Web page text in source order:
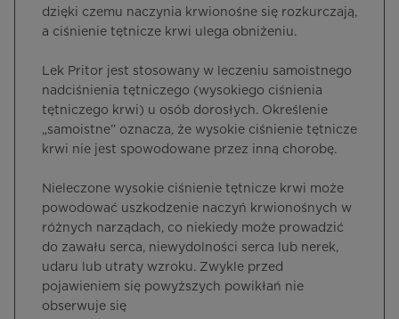
dzięki czemu naczynia krwionośne się rozkurczają,
a ciśnienie tętnicze krwi ulega obniżeniu.
Lek Pritor jest stosowany w leczeniu samoistnego
nadciśnienia tętniczego (wysokiego ciśnienia
tętniczego krwi) u osób dorosłych. Określenie
„samoistne” oznacza, że wysokie ciśnienie tętnicze
krwi nie jest spowodowane przez inną chorobę.
Nieleczone wysokie ciśnienie tętnicze krwi może
powodować uszkodzenie naczyń krwionośnych w
różnych narządach, co niekiedy może prowadzić
do zawału serca, niewydolności serca lub nerek,
udaru lub utraty wzroku. Zwykle przed
pojawieniem się powyższych powikłań nie
obserwuje się